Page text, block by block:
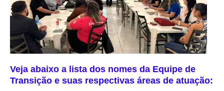
Veja abaixo a lista dos nomes da Equipe de
Transição e suas respectivas áreas de atuação: